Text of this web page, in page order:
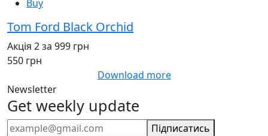
Buy
Tom Ford Black Orchid
Акція 2 за 999 грн
550 грн
Download more
Newsletter
Get weekly update
Підписатись